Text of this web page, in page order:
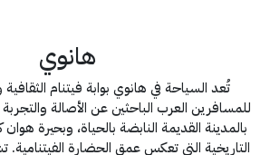
هانوي
تُعد السياحة في هانوي بوابة فيتنام
للمسافرين العرب الباحثين عن الأصالة
بالمدينة القديمة النابضة بالحياة، وبحيرة
التاريخية التي تعكس عمق الحضارة الفيتنامية.